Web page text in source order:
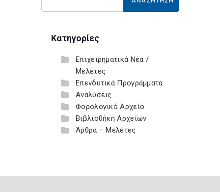
Κατηγορίες
Επιχειρηματικά Νέα /
Μελέτες
Επενδυτικά Προγράμματα
Αναλύσεις
Φορολογικό Αρχείο
Βιβλιοθήκη Αρχείων
Άρθρα – Μελέτες